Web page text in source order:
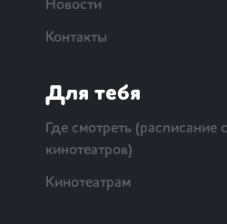
Новости
Контакты
Для тебя
Где смотреть (расписание
кинотеатров)
Кинотеатрам